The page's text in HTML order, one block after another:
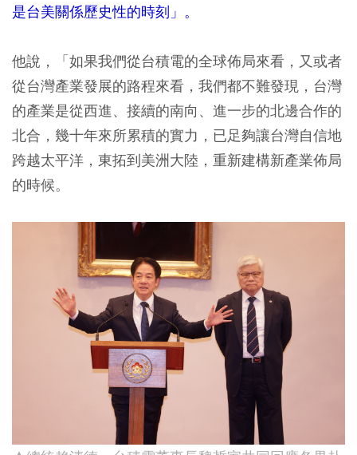
是台美關係歷史性的時刻」。
他說，「如果我們從台積電的全球佈局來看，又或者
從台灣產業發展的路程來看，我們都不難發現，台灣
的產業是從西進、接續的南向、進一步的北邊合作的
北合，幾十年來所累積的實力，已足夠讓台灣自信地
跨越太平洋，東拓到美洲大陸，重新建構新產業佈局
的時候。